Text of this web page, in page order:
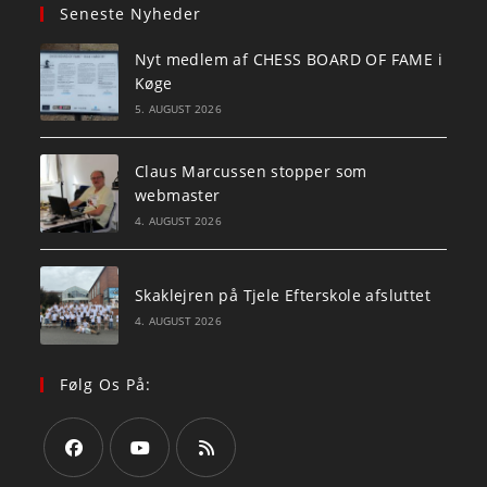
Seneste Nyheder
Nyt medlem af CHESS BOARD OF FAME i
Køge
5. AUGUST 2026
Claus Marcussen stopper som
webmaster
4. AUGUST 2026
Skaklejren på Tjele Efterskole afsluttet
4. AUGUST 2026
Følg Os På: